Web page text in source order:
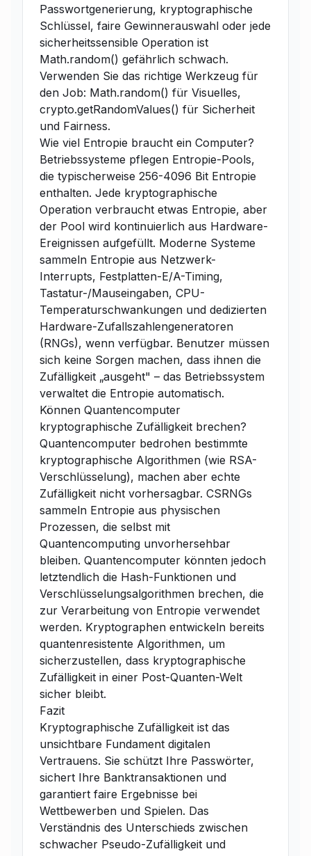
Passwortgenerierung, kryptographische
Schlüssel, faire Gewinnerauswahl oder jede
sicherheitssensible Operation ist
Math.random() gefährlich schwach.
Verwenden Sie das richtige Werkzeug für
den Job: Math.random() für Visuelles,
crypto.getRandomValues() für Sicherheit
und Fairness.
Wie viel Entropie braucht ein Computer?
Betriebssysteme pflegen Entropie-Pools,
die typischerweise 256-4096 Bit Entropie
enthalten. Jede kryptographische
Operation verbraucht etwas Entropie, aber
der Pool wird kontinuierlich aus Hardware-
Ereignissen aufgefüllt. Moderne Systeme
sammeln Entropie aus Netzwerk-
Interrupts, Festplatten-E/A-Timing,
Tastatur-/Mauseingaben, CPU-
Temperaturschwankungen und dedizierten
Hardware-Zufallszahlengeneratoren
(RNGs), wenn verfügbar. Benutzer müssen
sich keine Sorgen machen, dass ihnen die
Zufälligkeit „ausgeht" – das Betriebssystem
verwaltet die Entropie automatisch.
Können Quantencomputer
kryptographische Zufälligkeit brechen?
Quantencomputer bedrohen bestimmte
kryptographische Algorithmen (wie RSA-
Verschlüsselung), machen aber echte
Zufälligkeit nicht vorhersagbar. CSRNGs
sammeln Entropie aus physischen
Prozessen, die selbst mit
Quantencomputing unvorhersehbar
bleiben. Quantencomputer könnten jedoch
letztendlich die Hash-Funktionen und
Verschlüsselungsalgorithmen brechen, die
zur Verarbeitung von Entropie verwendet
werden. Kryptographen entwickeln bereits
quantenresistente Algorithmen, um
sicherzustellen, dass kryptographische
Zufälligkeit in einer Post-Quanten-Welt
sicher bleibt.
Fazit
Kryptographische Zufälligkeit ist das
unsichtbare Fundament digitalen
Vertrauens. Sie schützt Ihre Passwörter,
sichert Ihre Banktransaktionen und
garantiert faire Ergebnisse bei
Wettbewerben und Spielen. Das
Verständnis des Unterschieds zwischen
schwacher Pseudo-Zufälligkeit und